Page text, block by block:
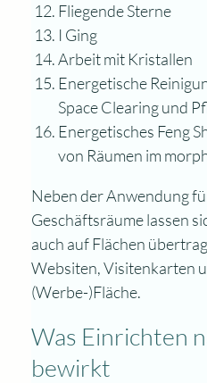
Fliegende Sterne
I Ging
Arbeit mit Kristallen
Energetische
Space Clearing und
Energetisches Feng
von Räumen im
Neben der Anwendung
Geschäftsräume lassen
auch auf Flächen
Websiten, Visitenkarten
(Werbe-)Fläche.
Was Einrichten
bewirkt